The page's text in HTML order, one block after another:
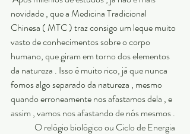
novidade , que a Medicina Tradicional
Chinesa ( MTC ) traz consigo um leque muito
vasto de conhecimentos sobre o corpo
humano, que giram em torno dos elementos
da natureza . Isso é muito rico, já que nunca
fomos algo separado da natureza , mesmo
quando erroneamente nos afastamos dela , e
assim , vamos nos afastando de nós mesmos .